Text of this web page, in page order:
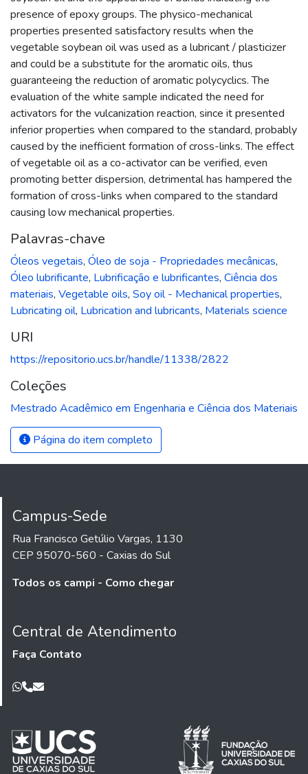
presence of epoxy groups. The physico-mechanical
properties presented satisfactory results when the
vegetable soybean oil was used as a lubricant / plasticizer
and could be a substitute for the aromatic oils, thus
guaranteeing the reduction of aromatic polycyclics. The
evaluation of the white sample indicated the need for
activators for the vulcanization reaction, since it presented
inferior properties when compared to the standard, probably
caused by the inefficient formation of cross-links. The effect
of vegetable oil as a co-activator can be verified, even
promoting better dispersion, detrimental has hampered the
formation of cross-links when compared to the standard
causing low mechanical properties.
Palavras-chave
Óleos vegetais, Óleo de soja - Propriedades mecânicas,
Óleo lubrificante, Lubrificação e lubrificantes, Ciência dos
materiais, Vegetable oils, Soy oil - Mechanical properties,
Lubricating oil, Lubrication and lubricants, Materials science
URI
https://repositorio.ucs.br/handle/11338/2822
Coleções
Mestrado Acadêmico em Engenharia e Ciência dos Materiais
Página do item completo
Campus-Sede
Rua Francisco Getúlio Vargas, 1130
CEP 95070-560 - Caxias do Sul
Todos os campi - Como chegar
Central de Atendimento
Faça Contato